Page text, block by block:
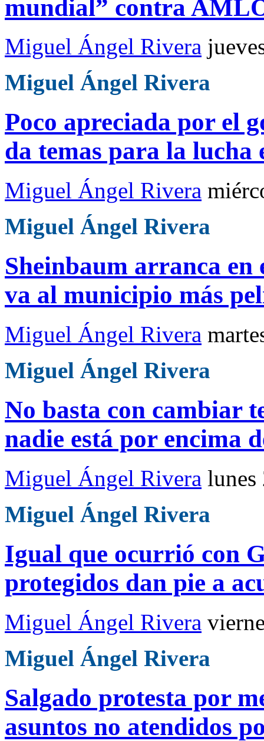
mundial” contra
Miguel Ángel Rivera
Miguel Ángel Rivera
Poco apreciada por el
da temas para la lucha
Miguel Ángel Rivera
Miguel Ángel Rivera
Sheinbaum arranca
va al municipio más
Miguel Ángel Rivera
Miguel Ángel Rivera
No basta con cambiar
nadie está por encima
Miguel Ángel Rivera lunes
Miguel Ángel Rivera
Igual que ocurrió con
protegidos dan pie a
Miguel Ángel Rivera
Miguel Ángel Rivera
Salgado protesta por
asuntos no atendidos